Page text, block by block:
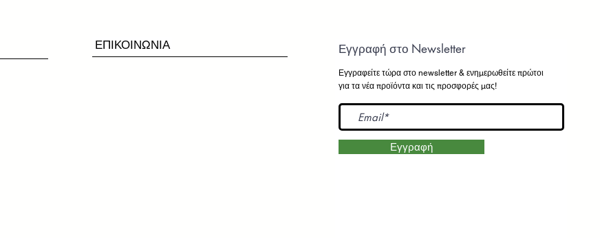
ΕΠΙΚΟΙΝΩΝΙΑ Εγγραφή στο Newsletter
Εγγραφείτε τώρα στο newsletter & ενημερωθείτε πρώτοι
για τα νέα προϊόντα και τις προσφορές μας!
Εγγραφή